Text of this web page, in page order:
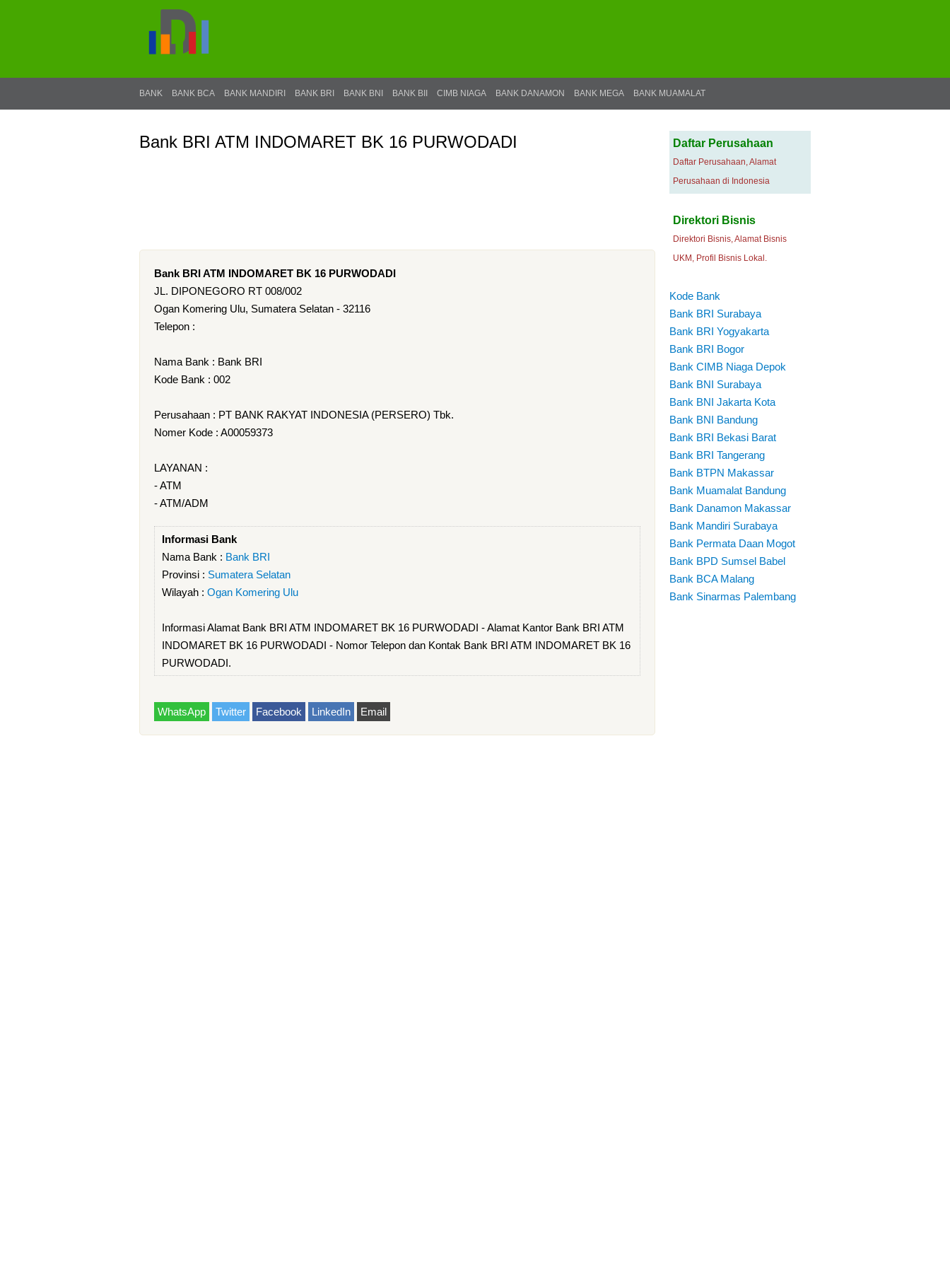
BANK BANK BCA BANK MANDIRI BANK BRI BANK BNI BANK BII CIMB NIAGA BANK DANAMON BANK MEGA BANK MUAMALAT
Bank BRI ATM INDOMARET BK 16 PURWODADI
Bank BRI ATM INDOMARET BK 16 PURWODADI
JL. DIPONEGORO RT 008/002
Ogan Komering Ulu, Sumatera Selatan - 32116
Telepon :
Nama Bank : Bank BRI
Kode Bank : 002
Perusahaan : PT BANK RAKYAT INDONESIA (PERSERO) Tbk.
Nomer Kode : A00059373
LAYANAN :
- ATM
- ATM/ADM
Informasi Bank
Nama Bank : Bank BRI
Provinsi : Sumatera Selatan
Wilayah : Ogan Komering Ulu
Informasi Alamat Bank BRI ATM INDOMARET BK 16 PURWODADI - Alamat Kantor Bank BRI ATM
INDOMARET BK 16 PURWODADI - Nomor Telepon dan Kontak Bank BRI ATM INDOMARET BK 16
PURWODADI.
WhatsApp Twitter Facebook LinkedIn Email
Daftar Perusahaan
Daftar Perusahaan, Alamat
Perusahaan di Indonesia
Direktori Bisnis
Direktori Bisnis, Alamat Bisnis
UKM, Profil Bisnis Lokal.
Kode Bank
Bank BRI Surabaya
Bank BRI Yogyakarta
Bank BRI Bogor
Bank CIMB Niaga Depok
Bank BNI Surabaya
Bank BNI Jakarta Kota
Bank BNI Bandung
Bank BRI Bekasi Barat
Bank BRI Tangerang
Bank BTPN Makassar
Bank Muamalat Bandung
Bank Danamon Makassar
Bank Mandiri Surabaya
Bank Permata Daan Mogot
Bank BPD Sumsel Babel
Bank BCA Malang
Bank Sinarmas Palembang